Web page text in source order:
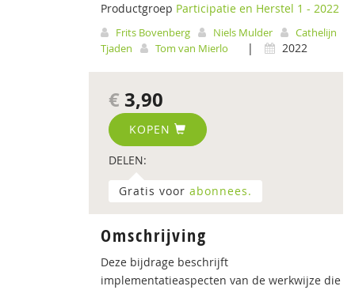
Productgroep Participatie en Herstel 1 - 2022
Frits Bovenberg Niels Mulder
Cathelijn
Tjaden
Tom van Mierlo | 2022
€ 3,90
KOPEN
DELEN:
Gratis voor abonnees.
Omschrijving
Deze bijdrage beschrijft
implementatieaspecten van de werkwijze die